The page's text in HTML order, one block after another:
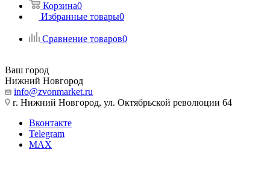
Корзина0
Избранные товары0
Сравнение товаров0
Ваш город
Нижний Новгород
info@zvonmarket.ru
г. Нижний Новгород, ул. Октябрьской революции 64
Вконтакте
Telegram
MAX